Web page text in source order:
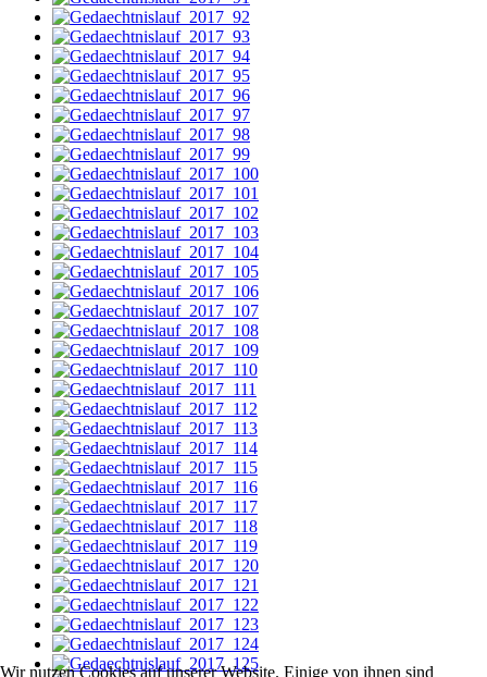
Wir nutzen Cookies auf unserer Website. Einige von ihnen sind